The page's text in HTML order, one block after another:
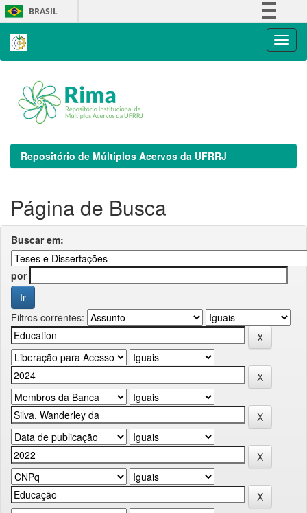
Skip
navigation
BRASIL
Repositório de Múltiplos Acervos da UFRRJ
Página de Busca
Buscar em:
por
Filtros correntes: